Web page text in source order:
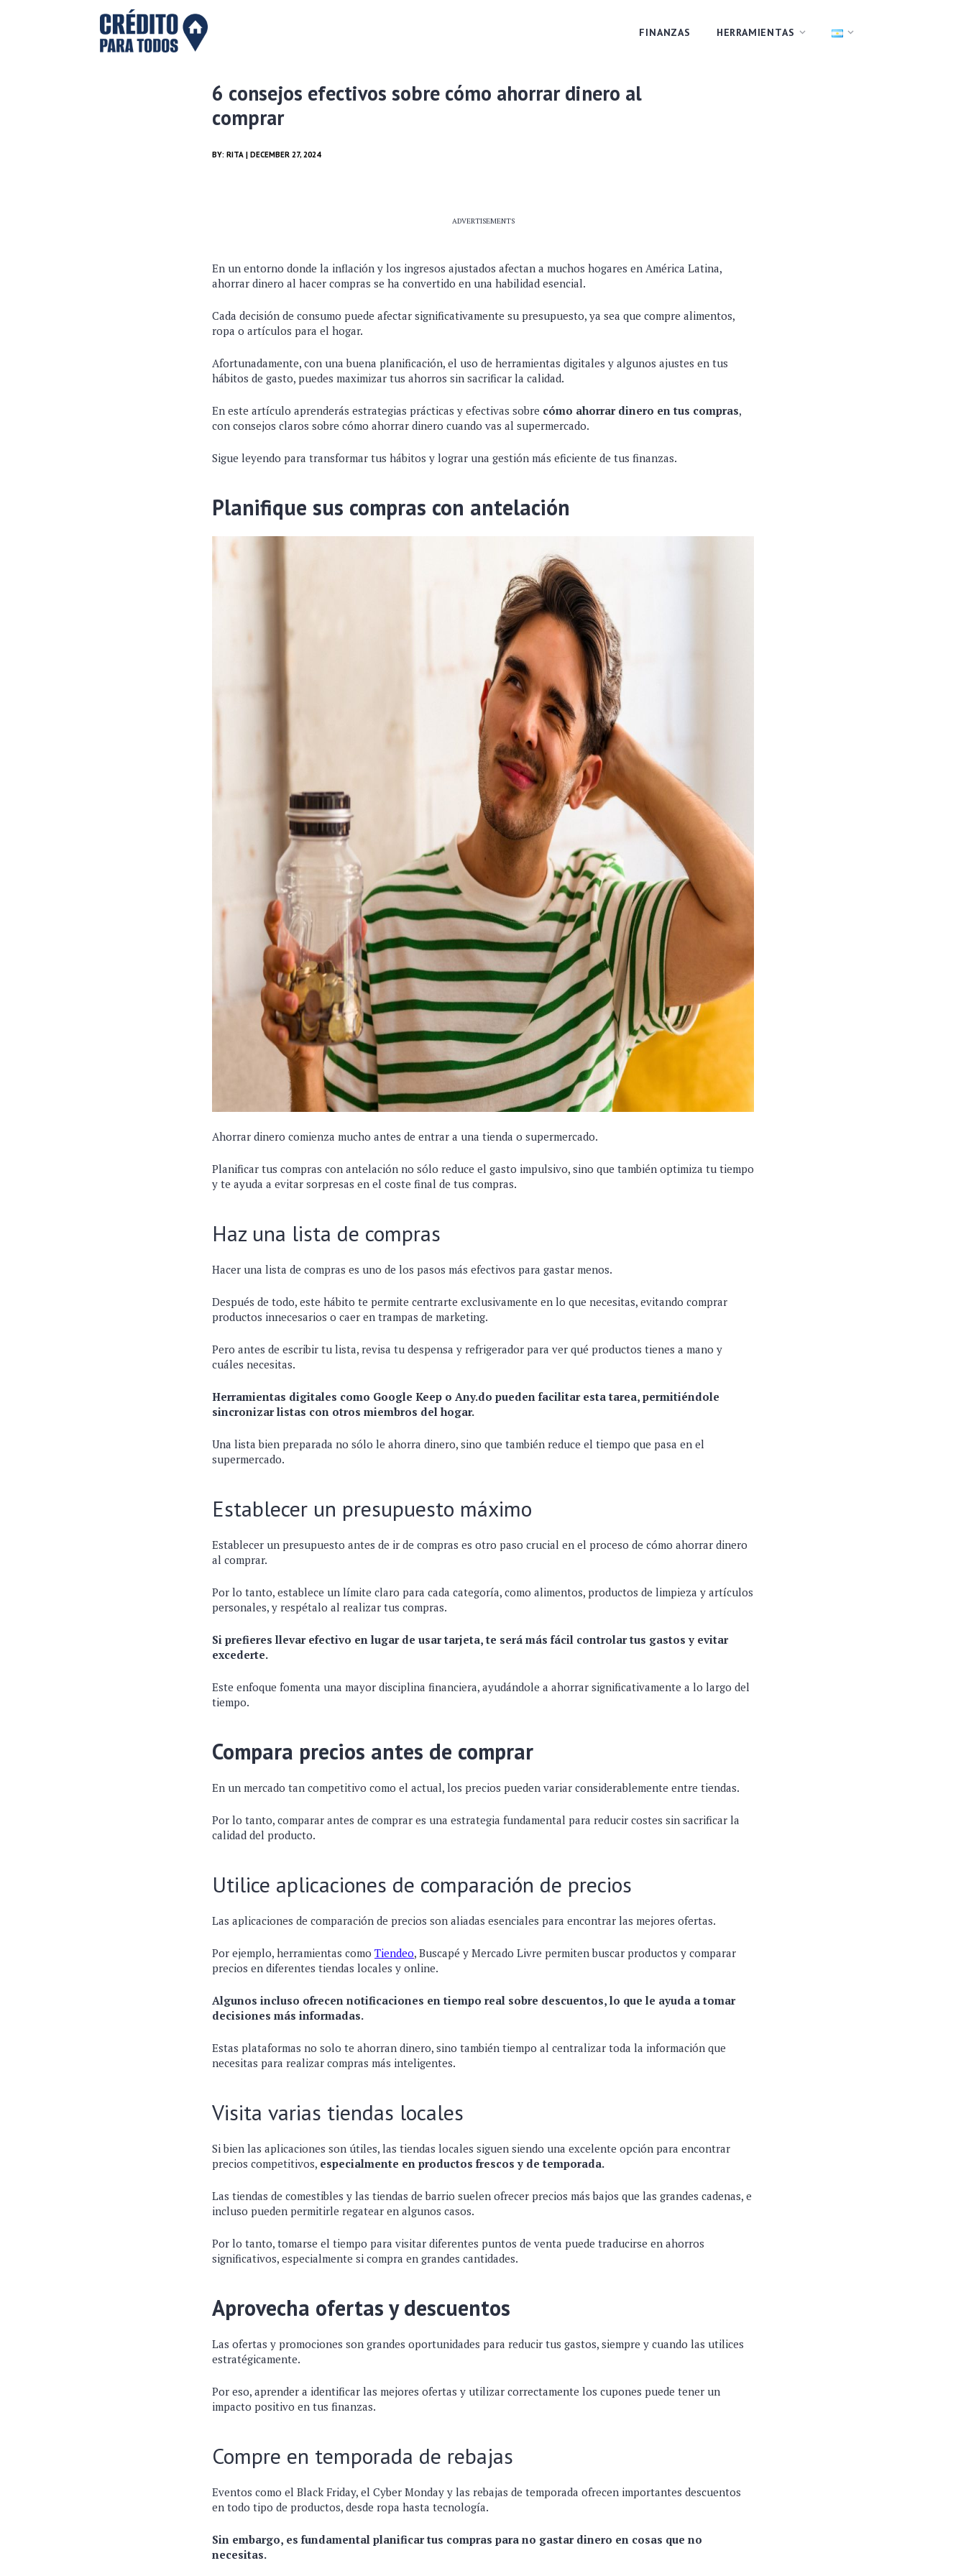
FINANZAS HERRAMIENTAS
6 consejos efectivos sobre cómo ahorrar dinero al
comprar
BY: RITA | DECEMBER 27, 2024
ADVERTISEMENTS
En un entorno donde la inflación y los ingresos ajustados afectan a muchos hogares en América Latina,
ahorrar dinero al hacer compras se ha convertido en una habilidad esencial.
Cada decisión de consumo puede afectar significativamente su presupuesto, ya sea que compre alimentos,
ropa o artículos para el hogar.
Afortunadamente, con una buena planificación, el uso de herramientas digitales y algunos ajustes en tus
hábitos de gasto, puedes maximizar tus ahorros sin sacrificar la calidad.
En este artículo aprenderás estrategias prácticas y efectivas sobre cómo ahorrar dinero en tus compras,
con consejos claros sobre cómo ahorrar dinero cuando vas al supermercado.
Sigue leyendo para transformar tus hábitos y lograr una gestión más eficiente de tus finanzas.
Planifique sus compras con antelación
Ahorrar dinero comienza mucho antes de entrar a una tienda o supermercado.
Planificar tus compras con antelación no sólo reduce el gasto impulsivo, sino que también optimiza tu tiempo
y te ayuda a evitar sorpresas en el coste final de tus compras.
Haz una lista de compras
Hacer una lista de compras es uno de los pasos más efectivos para gastar menos.
Después de todo, este hábito te permite centrarte exclusivamente en lo que necesitas, evitando comprar
productos innecesarios o caer en trampas de marketing.
Pero antes de escribir tu lista, revisa tu despensa y refrigerador para ver qué productos tienes a mano y
cuáles necesitas.
Herramientas digitales como Google Keep o Any.do pueden facilitar esta tarea, permitiéndole
sincronizar listas con otros miembros del hogar.
Una lista bien preparada no sólo le ahorra dinero, sino que también reduce el tiempo que pasa en el
supermercado.
Establecer un presupuesto máximo
Establecer un presupuesto antes de ir de compras es otro paso crucial en el proceso de cómo ahorrar dinero
al comprar.
Por lo tanto, establece un límite claro para cada categoría, como alimentos, productos de limpieza y artículos
personales, y respétalo al realizar tus compras.
Si prefieres llevar efectivo en lugar de usar tarjeta, te será más fácil controlar tus gastos y evitar
excederte.
Este enfoque fomenta una mayor disciplina financiera, ayudándole a ahorrar significativamente a lo largo del
tiempo.
Compara precios antes de comprar
En un mercado tan competitivo como el actual, los precios pueden variar considerablemente entre tiendas.
Por lo tanto, comparar antes de comprar es una estrategia fundamental para reducir costes sin sacrificar la
calidad del producto.
Utilice aplicaciones de comparación de precios
Las aplicaciones de comparación de precios son aliadas esenciales para encontrar las mejores ofertas.
Por ejemplo, herramientas como Tiendeo, Buscapé y Mercado Livre permiten buscar productos y comparar
precios en diferentes tiendas locales y online.
Algunos incluso ofrecen notificaciones en tiempo real sobre descuentos, lo que le ayuda a tomar
decisiones más informadas.
Estas plataformas no solo te ahorran dinero, sino también tiempo al centralizar toda la información que
necesitas para realizar compras más inteligentes.
Visita varias tiendas locales
Si bien las aplicaciones son útiles, las tiendas locales siguen siendo una excelente opción para encontrar
precios competitivos, especialmente en productos frescos y de temporada.
Las tiendas de comestibles y las tiendas de barrio suelen ofrecer precios más bajos que las grandes cadenas, e
incluso pueden permitirle regatear en algunos casos.
Por lo tanto, tomarse el tiempo para visitar diferentes puntos de venta puede traducirse en ahorros
significativos, especialmente si compra en grandes cantidades.
Aprovecha ofertas y descuentos
Las ofertas y promociones son grandes oportunidades para reducir tus gastos, siempre y cuando las utilices
estratégicamente.
Por eso, aprender a identificar las mejores ofertas y utilizar correctamente los cupones puede tener un
impacto positivo en tus finanzas.
Compre en temporada de rebajas
Eventos como el Black Friday, el Cyber ​​Monday y las rebajas de temporada ofrecen importantes descuentos
en todo tipo de productos, desde ropa hasta tecnología.
Sin embargo, es fundamental planificar tus compras para no gastar dinero en cosas que no
necesitas.